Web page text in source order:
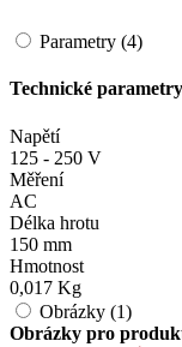
Parametry (4)
Technické
Napětí
125 - 250 V
Měření
AC
Délka hrotu
150 mm
Hmotnost
0,017 Kg
Obrázky (1)
Obrázky pro